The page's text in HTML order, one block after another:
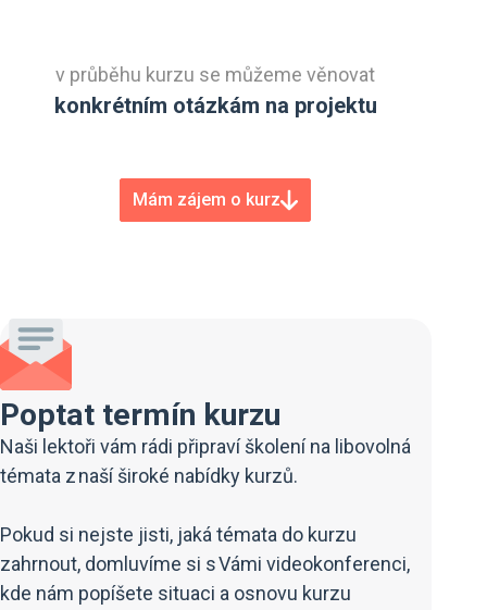
v průběhu kurzu se můžeme věnovat
konkrétním otázkám na projektu
Mám zájem o kurz
Poptat termín kurzu
Naši lektoři vám rádi připraví školení na libovolná
témata z naší široké nabídky kurzů.
Pokud si nejste jisti, jaká témata do kurzu
zahrnout, domluvíme si s Vámi videokonferenci,
kde nám popíšete situaci a osnovu kurzu